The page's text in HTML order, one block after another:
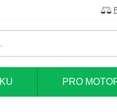
PRO